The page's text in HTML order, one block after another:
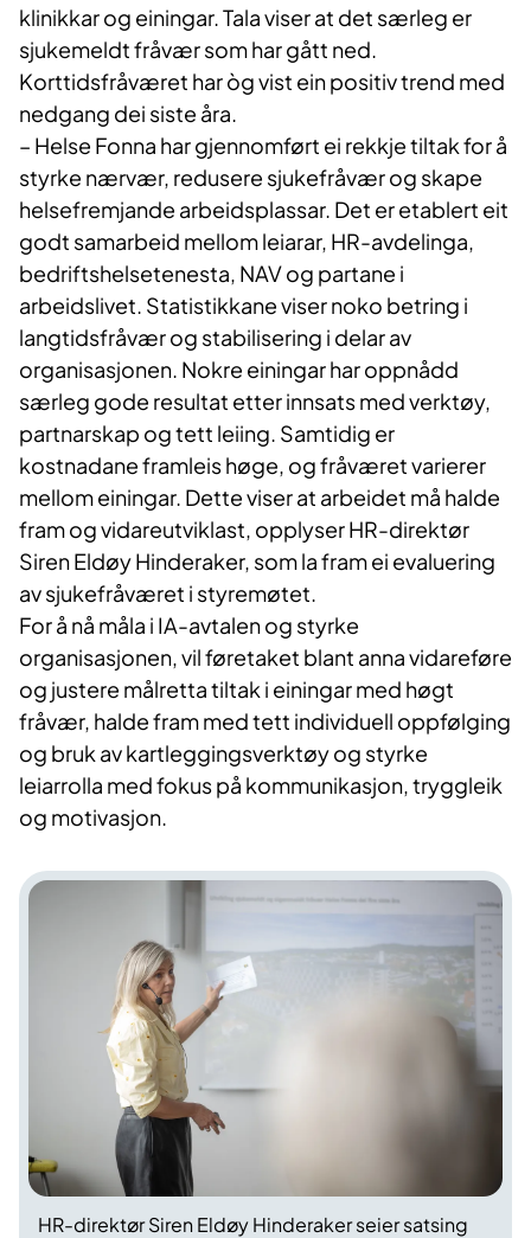
klinikkar og einingar. Tala viser at det særleg er
sjukemeldt fråvær som har gått ned.
Korttidsfråværet har òg vist ein positiv trend med
nedgang dei siste åra.
– Helse Fonna har gjennomført ei rekkje tiltak for å
styrke nærvær, redusere sjukefråvær og skape
helsefremjande arbeidsplassar. Det er etablert eit
godt samarbeid mellom leiarar, HR-avdelinga,
bedriftshelsetenesta, NAV og partane i
arbeidslivet. Statistikkane viser noko betring i
langtidsfråvær og stabilisering i delar av
organisasjonen. Nokre einingar har oppnådd
særleg gode resultat etter innsats med verktøy,
partnarskap og tett leiing. Samtidig er
kostnadane framleis høge, og fråværet varierer
mellom einingar. Dette viser at arbeidet må halde
fram og vidareutviklast, opplyser HR-direktør
Siren Eldøy Hinderaker, som la fram ei evaluering
av sjukefråværet i styremøtet.
For å nå måla i IA-avtalen og styrke
organisasjonen, vil føretaket blant anna vidareføre
og justere målretta tiltak i einingar med høgt
fråvær, halde fram med tett individuell oppfølging
og bruk av kartleggingsverktøy og styrke
leiarrolla med fokus på kommunikasjon, tryggleik
og motivasjon.
HR-direktør Siren Eldøy Hinderaker seier satsing